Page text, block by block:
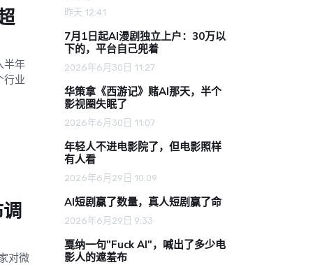
半年
行业
对微
昨天 12:41
7月1日起AI漫剧独立上户：30万以
下的，平台自己兜着
2026年6月30日 11:27
华策拿《西游记》赌AI那天，半个
影视圈失眠了
2026年6月30日 11:07
年轻人不进电影院了，但电影照样
有人看
2026年6月29日 10:09
AI短剧赢了数量，真人短剧赢了命
2026年6月29日 9:33
戛纳一句"Fuck AI"，喊出了多少电
影人的遮羞布